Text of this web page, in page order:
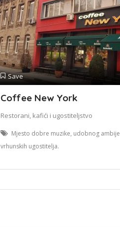
Save
Coffee New York
Restorani, kafići i ugostiteljstvo
Mjesto dobre muzike, udobnog
vrhunskih ugostitelja.